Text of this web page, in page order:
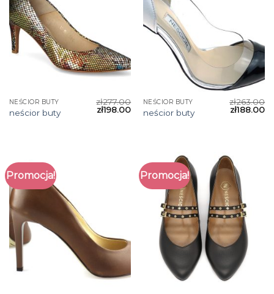
NEŚCIOR BUTY
neścior buty
zł277.00
zł198.00
NEŚCIOR BUTY
neścior buty
zł263.00
zł188.00
Promocja! Promocja!